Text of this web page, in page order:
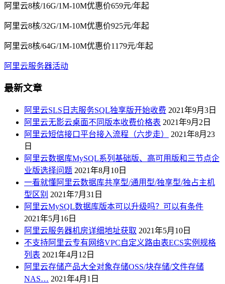
阿里云8核/16G/1M-10M优惠价659元/年起
阿里云8核/32G/1M-10M优惠价925元/年起
阿里云8核/64G/1M-10M优惠价1179元/年起
阿里云服务器活动
最新文章
阿里云SLS日志服务SQL独享版开始收费 2021年9月3日
阿里云无影云桌面不同版本收费价格表 2021年9月2日
阿里云短信接口平台接入流程（六步走）
2021年8月23
日
阿里云数据库MySQL系列基础版、高可用版和三节点企
业版选择问题 2021年8月10日
一看就懂阿里云数据库共享型/通用型/独享型/独占主机
型区别 2021年7月31日
阿里云MySQL数据库版本可以升级吗？可以有条件
2021年5月16日
阿里云服务器机房详细地址获取 2021年5月10日
不支持阿里云专有网络VPC自定义路由表ECS实例规格
列表 2021年4月12日
阿里云存储产品大全对象存储OSS/块存储/文件存储
NAS… 2021年4月1日